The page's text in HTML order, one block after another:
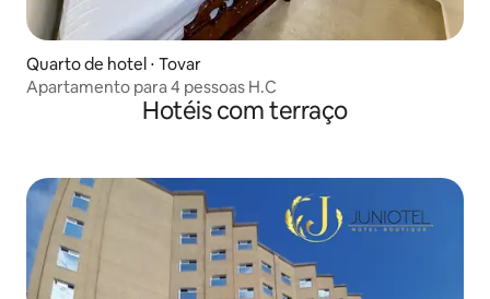
Quarto de hotel ⋅ Tovar
Apartamento para 4 pessoas H.C
Hotéis com terraço